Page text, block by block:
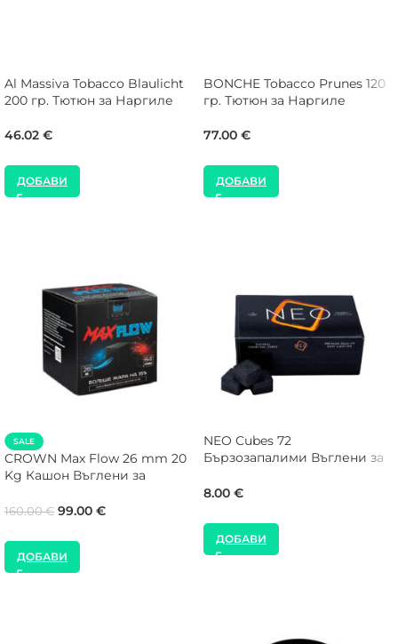
Al Massiva Tobacco Blaulicht
200 гр. Тютюн за Наргиле
46.02 €
ДОБАВИ
BONCHE Tobacco Prunes 120
гр. Тютюн за Наргиле
77.00 €
ДОБАВИ
SALE
CROWN Max Flow 26 mm 20
Kg Кашон Въглени за
160.00€ 99.00 €
ДОБАВИ
NEO Cubes 72
Бързозапалими Въглени за
8.00 €
ДОБАВИ